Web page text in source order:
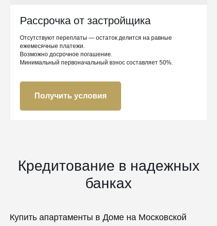
Рассрочка от застройщика
Отсутствуют переплаты — остаток делится на равные
ежемесячные платежи.
Возможно досрочное погашение.
Минимальный первоначальный взнос составляет 50%.
Получить условия
Кредитование в надежных
банках
Купить апартаменты в Доме на Московской